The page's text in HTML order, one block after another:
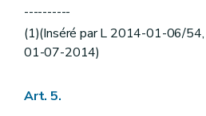
----------
(1)(Inséré par L 2014-01-06/54,
01-07-2014)
Art. 5.